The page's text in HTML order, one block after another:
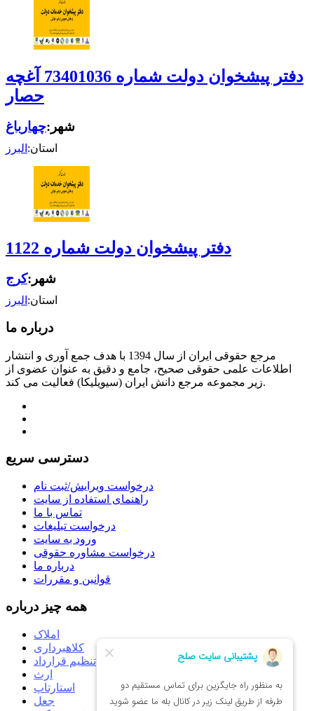
دفتر پیشخوان دولت شماره 73401036 آغچه
حصار
شهر:چهارباغ
استان: البرز
دفتر پیشخوان دولت شماره 1122
شهر:کرج
استان: البرز
درباره ما
مرجع حقوقی ایران از سال 1394 با هدف جمع آوری و انتشار
اطلاعات علمی حقوقی صحیح، جامع و دقیق به عنوان عضوی از
زیر مجموعه مرجع دانش ایران (سیویلیکا) فعالیت می کند.
دسترسی سریع
درخواست ویرایش/ثبت نام
راهنمای استفاده از سایت
تماس با ما
درخواست تبلیغات
ورود به سایت
درخواست مشاوره حقوقی
درباره ما
قوانین و مقررات
همه چیز درباره
املاک
کلاهبرداری
تنظیم قرارداد
ارث
استارتاپ
جعل